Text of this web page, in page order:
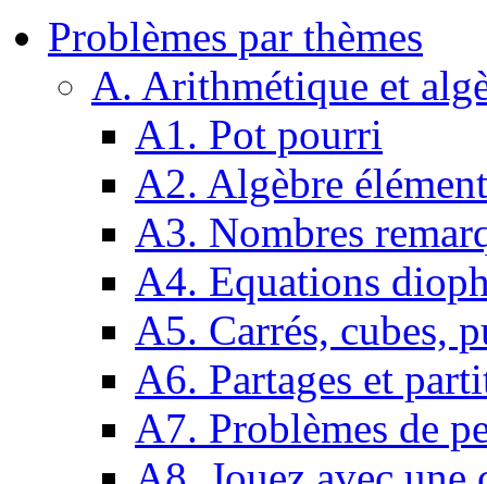
Problèmes par thèmes
A. Arithmétique et
A1. Pot pourri
A2. Algèbre
A3. Nombres
A4. Equations
A5. Carrés, cubes,
A6. Partages et
A7. Problèmes de